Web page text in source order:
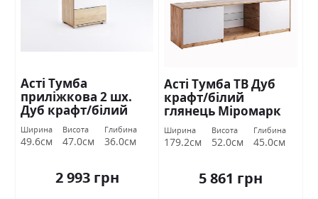
Асті Тумба
приліжкова 2 шх.
Дуб крафт/білий
глянець Міромарк
Ширина
49.6см
Висота
47.0см
Глибина
36.0см
2 993 грн
Асті Тумба ТВ Дуб
крафт/білий
глянець Міромарк
Ширина
179.2см
Висота
52.0см
Глибина
45.0см
5 861 грн